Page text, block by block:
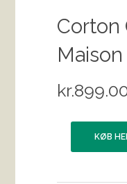
Corton
kr.
KØB